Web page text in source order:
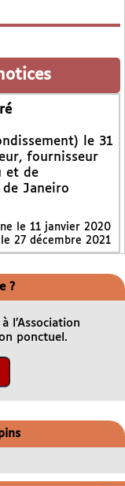
le 31
fournisseur
et de
Janeiro
le 11 janvier 2020
27 décembre 2021
?
l’Association
ponctuel.